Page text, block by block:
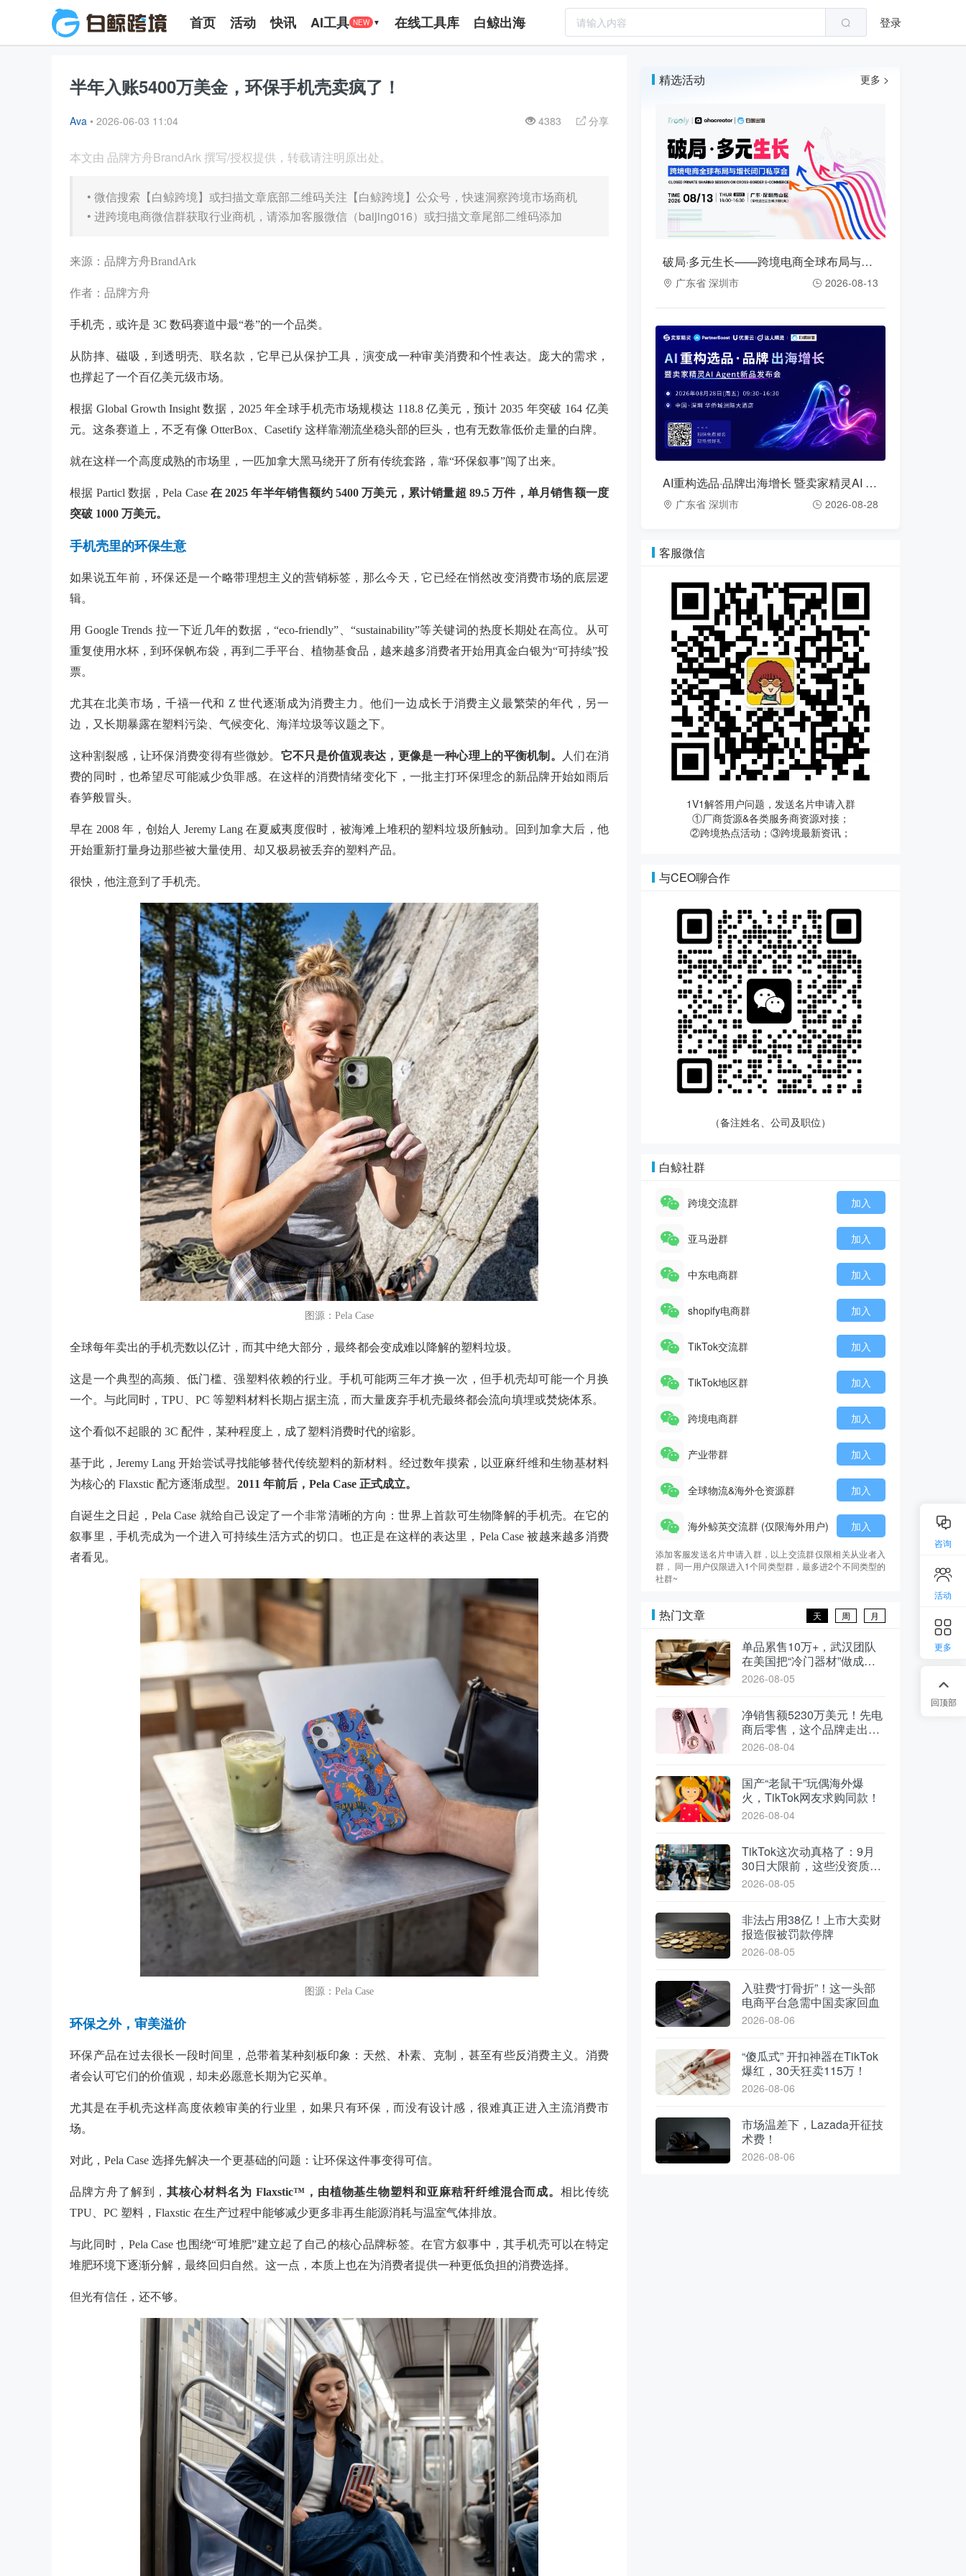
首页 活动 快讯 AI工具 NEW ▼ 在线工具库 白鲸出海 登录
半年入账5400万美金，环保手机壳卖疯了！
Ava • 2026-06-03 11:04 分享
4383
本文由 品牌方舟BrandArk 撰写/授权提供，转载请注明原出处。
• 微信搜索【白鲸跨境】或扫描文章底部二维码关注【白鲸跨境】公众号，快速洞察跨境市场商机
• 进跨境电商微信群获取行业商机，请添加客服微信（baijing016）或扫描文章尾部二维码添加
来源：品牌方舟BrandArk
作者：品牌方舟
手机壳，或许是 3C 数码赛道中最“卷”的一个品类。
从防摔、磁吸，到透明壳、联名款，它早已从保护工具，演变成一种审美消费和个性表达。庞大的需求，
也撑起了一个百亿美元级市场。
根据 Global Growth Insight 数据，2025 年全球手机壳市场规模达 118.8 亿美元，预计 2035 年突破 164 亿美
元。这条赛道上，不乏有像 OtterBox、Casetify 这样靠潮流坐稳头部的巨头，也有无数靠低价走量的白牌。
就在这样一个高度成熟的市场里，一匹加拿大黑马绕开了所有传统套路，靠“环保叙事”闯了出来。
根据 Particl 数据，Pela Case在 2025 年半年销售额约 5400 万美元，累计销量超 89.5 万件，单月销售额一度
突破 1000 万美元。
手机壳里的环保生意
如果说五年前，环保还是一个略带理想主义的营销标签，那么今天，它已经在悄然改变消费市场的底层逻
辑。
用 Google Trends 拉一下近几年的数据，“eco-friendly”、“sustainability”等关键词的热度长期处在高位。从可
重复使用水杯，到环保帆布袋，再到二手平台、植物基食品，越来越多消费者开始用真金白银为“可持续”投
票。
尤其在北美市场，千禧一代和 Z 世代逐渐成为消费主力。他们一边成长于消费主义最繁荣的年代，另一
边，又长期暴露在塑料污染、气候变化、海洋垃圾等议题之下。
这种割裂感，让环保消费变得有些微妙。 它不只是价值观表达，更像是一种心理上的平衡机制。
人们在消
费的同时，也希望尽可能减少负罪感。在这样的消费情绪变化下，一批主打环保理念的新品牌开始如雨后
春笋般冒头。
早在 2008 年，创始人 Jeremy Lang 在夏威夷度假时，被海滩上堆积的塑料垃圾所触动。回到加拿大后，他
开始重新打量身边那些被大量使用、却又极易被丢弃的塑料产品。
很快，他注意到了手机壳。
图源：Pela Case
全球每年卖出的手机壳数以亿计，而其中绝大部分，最终都会变成难以降解的塑料垃圾。
这是一个典型的高频、低门槛、强塑料依赖的行业。手机可能两三年才换一次，但手机壳却可能一个月换
一个。与此同时，TPU、PC 等塑料材料长期占据主流，而大量废弃手机壳最终都会流向填埋或焚烧体系。
这个看似不起眼的 3C 配件，某种程度上，成了塑料消费时代的缩影。
基于此，Jeremy Lang 开始尝试寻找能够替代传统塑料的新材料。经过数年摸索，以亚麻纤维和生物基材料
为核心的 Flaxstic 配方逐渐成型。 2011 年前后，Pela Case 正式成立。
自诞生之日起，Pela Case 就给自己设定了一个非常清晰的方向：世界上首款可生物降解的手机壳。在它的
叙事里，手机壳成为一个进入可持续生活方式的切口。也正是在这样的表达里，Pela Case 被越来越多消费
者看见。
图源：Pela Case
环保之外，审美溢价
环保产品在过去很长一段时间里，总带着某种刻板印象：天然、朴素、克制，甚至有些反消费主义。消费
者会认可它们的价值观，却未必愿意长期为它买单。
尤其是在手机壳这样高度依赖审美的行业里，如果只有环保，而没有设计感，很难真正进入主流消费市
场。
对此，Pela Case 选择先解决一个更基础的问题：让环保这件事变得可信。
品牌方舟了解到，其核心材料名为 Flaxstic™，由植物基生物塑料和亚麻秸秆纤维混合而成。相比传统
TPU、PC 塑料，Flaxstic 在生产过程中能够减少更多非再生能源消耗与温室气体排放。
与此同时，Pela Case 也围绕“可堆肥”建立起了自己的核心品牌标签。在官方叙事中，其手机壳可以在特定
堆肥环境下逐渐分解，最终回归自然。这一点，本质上也在为消费者提供一种更低负担的消费选择。
但光有信任，还不够。
精选活动 更多 >
破局·多元生长——跨境电商全球布局与增长闭门私享会（2026-08-13）
广东省 深圳市 2026-08-13
AI重构选品·品牌出海增长 暨卖家精灵AI Agent新品发布会（2026-08-28）
广东省 深圳市 2026-08-28
客服微信
1V1解答用户问题，发送名片申请入群
①厂商货源&各类服务商资源对接；
②跨境热点活动；③跨境最新资讯；
与CEO聊合作
（备注姓名、公司及职位）
白鲸社群
跨境交流群 加入
亚马逊群 加入
中东电商群 加入
shopify电商群 加入
TikTok交流群 加入
TikTok地区群 加入
跨境电商群 加入
产业带群 加入
全球物流&海外仓资源群 加入
海外鲸英交流群 (仅限海外用户) 加入
添加客服发送名片申请入群，以上交流群仅限相关从业者入
群， 同一用户仅限进入1个同类型群，最多进2个不同类型的
社群~
热门文章 月
周
天
单品累售10万+，武汉团队
在美国把“冷门器材”做成了
爆款
2026-08-05
净销售额5230万美元！先电
商后零售，这个品牌走出了
不一样的路
2026-08-04
国产“老鼠干”玩偶海外爆
火，TikTok网友求购同款！
2026-08-04
TikTok这次动真格了：9月
30日大限前，这些没资质的
货一律清退
2026-08-05
非法占用38亿！上市大卖财
报造假被罚款停牌
2026-08-05
入驻费“打骨折”！这一头部
电商平台急需中国卖家回血
2026-08-06
“傻瓜式” 开扣神器在TikTok
爆红，30天狂卖115万！
2026-08-06
市场温差下，Lazada开征技
术费！
2026-08-06
咨询
活动
更多
回顶部